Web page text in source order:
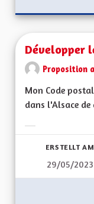
Développer
Proposition
Mon Code
dans l'Alsace de
ERSTELLT AM
29/05/2023